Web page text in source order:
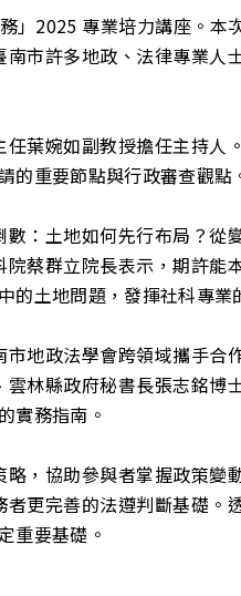
」2025 專業培力講座。本
市許多地政、法律專業人
葉婉如副教授擔任主持人
的重要節點與行政審查觀點
：土地如何先行布局？從
蔡群立院長表示，期許能
土地問題，發揮社科專業
地政法學會跨領域攜手合
林縣政府秘書長張志銘博
實務指南。
，協助參與者掌握政策變
更完善的法遵判斷基礎。
重要基礎。